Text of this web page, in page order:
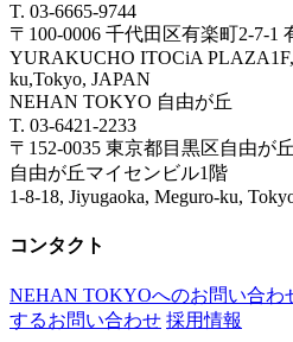
T. 03-6665-9744
〒100-0006 千代田区有楽町2-7-1
YURAKUCHO ITOCiA PLAZA1F,
ku,Tokyo, JAPAN
NEHAN TOKYO 自由が丘
T. 03-6421-2233
〒152-0035 東京都目黒区自由が
自由が丘マイセンビル1階
1-8-18, Jiyugaoka, Meguro-ku,
コンタクト
NEHAN TOKYOへのお問い合わ
するお問い合わせ 採用情報